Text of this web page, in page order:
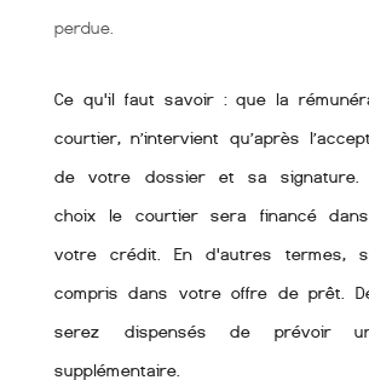
perdue.
Ce qu'il faut savoir : que la
courtier, n’intervient qu’après
de votre dossier et sa signature.
choix le courtier sera financé
votre crédit. En d'autres termes,
compris dans votre offre de prêt.
serez dispensés de prévoir
supplémentaire.